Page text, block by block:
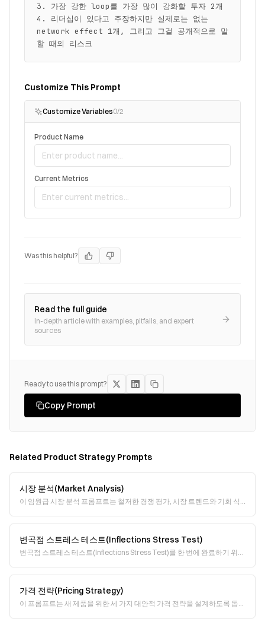
3. 가장 강한 loop를 가장 많이 강화할 투자 2개
4. 리더십이 있다고 주장하지만 실제로는 없는
network effect 1개, 그리고 그걸 공개적으로 말
할 때의 리스크
Customize This Prompt
Customize Variables0/2
Product Name
Current Metrics
Was this helpful?
Read the full guide
In-depth article with examples, pitfalls, and expert
sources
Ready to use this prompt?
Copy Prompt
Related Product Strategy Prompts
시장 분석(Market Analysis)
이 임원급 시장 분석 프롬프트는 철저한 경쟁 평가, 시장 트렌드와 기회 식
변곡점 스트레스 테스트(Inflections Stress Test)
변곡점 스트레스 테스트(Inflections Stress Test)를 한 번에 완료하기 위한
가격 전략(Pricing Strategy)
이 프롬프트는 새 제품을 위한 세 가지 대안적 가격 전략을 설계하도록 돕습